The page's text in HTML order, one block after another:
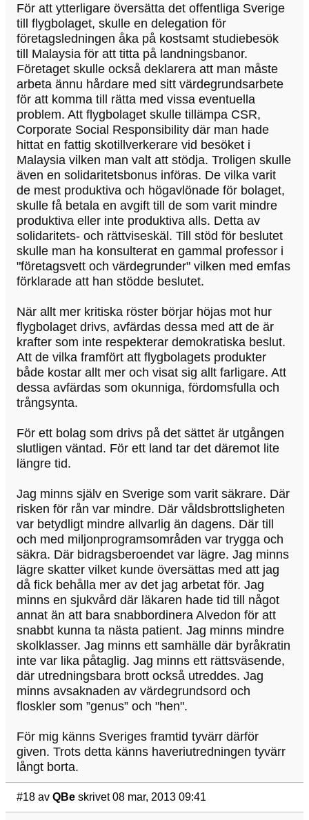
För att ytterligare översätta det offentliga Sverige
till flygbolaget, skulle en delegation för
företagsledningen åka på kostsamt studiebesök
till Malaysia för att titta på landningsbanor.
Företaget skulle också deklarera att man måste
arbeta ännu hårdare med sitt värdegrundsarbete
för att komma till rätta med vissa eventuella
problem. Att flygbolaget skulle tillämpa CSR,
Corporate Social Responsibility där man hade
hittat en fattig skotillverkerare vid besöket i
Malaysia vilken man valt att stödja. Troligen skulle
även en solidaritetsbonus införas. De vilka varit
de mest produktiva och högavlönade för bolaget,
skulle få betala en avgift till de som varit mindre
produktiva eller inte produktiva alls. Detta av
solidaritets- och rättviseskäl. Till stöd för beslutet
skulle man ha konsulterat en gammal professor i
"företagsvett och värdegrunder" vilken med emfas
förklarade att han stödde beslutet.
När allt mer kritiska röster börjar höjas mot hur
flygbolaget drivs, avfärdas dessa med att de är
krafter som inte respekterar demokratiska beslut.
Att de vilka framfört att flygbolagets produkter
både kostar allt mer och visat sig allt farligare. Att
dessa avfärdas som okunniga, fördomsfulla och
trångsynta.
För ett bolag som drivs på det sättet är utgången
slutligen väntad. För ett land tar det däremot lite
längre tid.
Jag minns själv en Sverige som varit säkrare. Där
risken för rån var mindre. Där våldsbrottsligheten
var betydligt mindre allvarlig än dagens. Där till
och med miljonprogramsområden var trygga och
säkra. Där bidragsberoendet var lägre. Jag minns
lägre skatter vilket kunde översättas med att jag
då fick behålla mer av det jag arbetat för. Jag
minns en sjukvård där läkaren hade tid till något
annat än att bara snabbordinera Alvedon för att
snabbt kunna ta nästa patient. Jag minns mindre
skolklasser. Jag minns ett samhälle där byråkratin
inte var lika påtaglig. Jag minns ett rättsväsende,
där utredningsbara brott också utreddes. Jag
minns avsaknaden av värdegrundsord och
floskler som ”genus” och "hen".
För mig känns Sveriges framtid tyvärr därför
given. Trots detta känns haveriutredningen tyvärr
långt borta.
#18 av QBe skrivet 08 mar, 2013 09:41